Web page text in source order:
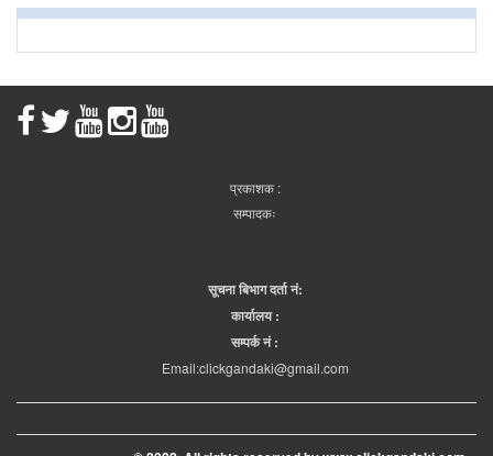
प्रकाशक :
सम्पादकः
सूचना बिभाग दर्ता नं:
कार्यालय :
सम्पर्क नं :
Email:clickgandaki@gmail.com